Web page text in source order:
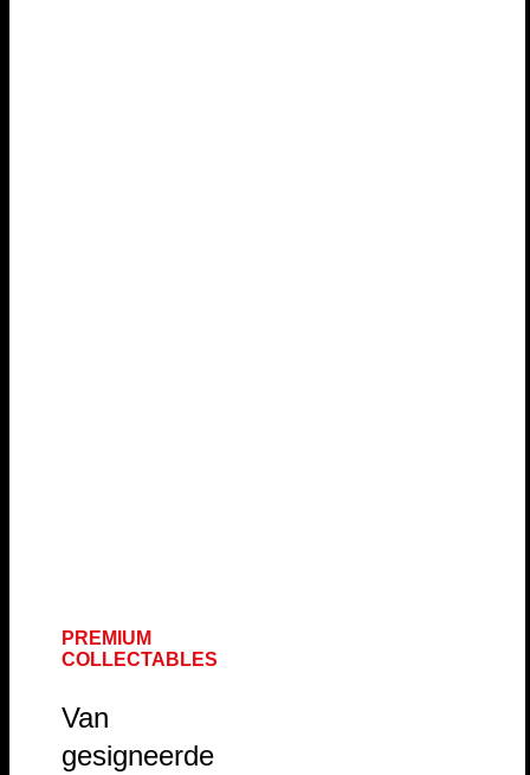
PREMIUM
COLLECTABLES
Van
gesigneerde